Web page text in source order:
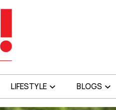
LIFESTYLE BLOGS